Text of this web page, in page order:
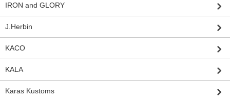
IRON and GLORY
J.Herbin
KACO
KALA
Karas Kustoms